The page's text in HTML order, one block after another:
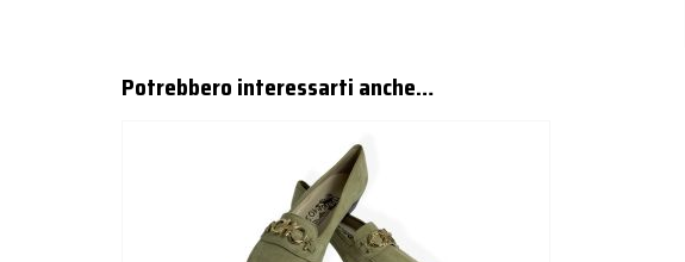
Potrebbero interessarti anche…